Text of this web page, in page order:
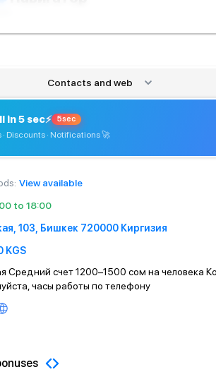
Contacts and web
in 5 sec⚡ 5sec
· Discounts · Notifications🚀
: View available
to 18:00
103, Бишкек 720000 Киргизия
KGS
Средний счет 1200–1500 сом на человека
часы работы по телефону